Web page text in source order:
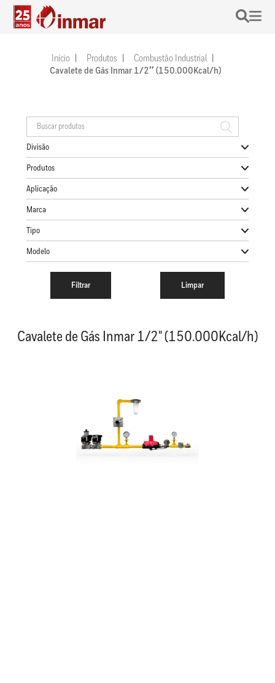
Início Produtos
Combustão Industrial
Cavalete de Gás Inmar 1/2″ (150.000Kcal/h)
Divisão
Produtos
Aplicação
Marca
Tipo
Modelo
Cavalete de Gás Inmar 1/2" (150.000Kcal/h)